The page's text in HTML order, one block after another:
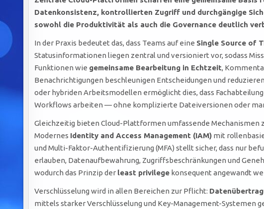
Datenkonsistenz, kontrollierten Zugriff und durchgängige
sowohl die Produktivität als auch die Governance deutlich
In der Praxis bedeutet das, dass Teams auf eine Single Source of
Statusinformationen liegen zentral und versioniert vor, sodass
Funktionen wie gemeinsame Bearbeitung in Echtzeit,
Benachrichtigungen beschleunigen Entscheidungen und
oder hybriden Arbeitsmodellen ermöglicht dies, dass
Workflows arbeiten — ohne komplizierte Dateiversionen oder
Gleichzeitig bieten Cloud-Plattformen umfassende Mechanismen
Modernes Identity and Access Management (IAM) mit
und Multi-Faktor-Authentifizierung (MFA) stellt sicher, dass nur
erlauben, Datenaufbewahrung, Zugriffsbeschränkungen und
wodurch das Prinzip der least privilege konsequent angewandt
Verschlüsselung wird in allen Bereichen zur Pflicht:
mittels starker Verschlüsselung und Key-Management-Systemen